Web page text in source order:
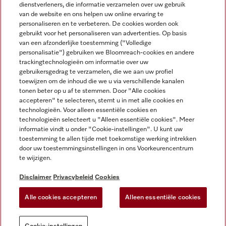
Disclaimer
Algemene voorwaarden en informatie
Privacybeleid
Gebruiksvoorwaarden
Toegankelijkheidsverklaring
Digital Services Act
Cookie-instellingen
Miele op Instagram
Miele op Facebook
Miele op Youtube
dienstverleners, die informatie verzamelen over uw gebruik
van de website en ons helpen uw online ervaring te
personaliseren en te verbeteren. De cookies worden ook
gebruikt voor het personaliseren van advertenties. Op basis
van een afzonderlijke toestemming ("Volledige
personalisatie") gebruiken we Bloomreach-cookies en andere
trackingtechnologieën om informatie over uw
gebruikersgedrag te verzamelen, die we aan uw profiel
toewijzen om de inhoud die we u via verschillende kanalen
tonen beter op u af te stemmen. Door "Alle cookies
accepteren" te selecteren, stemt u in met alle cookies en
technologieën. Voor alleen essentiële cookies en
technologieën selecteert u "Alleen essentiële cookies". Meer
informatie vindt u onder "Cookie-instellingen". U kunt uw
toestemming te allen tijde met toekomstige werking intrekken
door uw toestemmingsinstellingen in ons Voorkeurencentrum
te wijzigen.
Disclaimer Privacybeleid Cookies
Alle cookies accepteren Alleen essentiële cookies